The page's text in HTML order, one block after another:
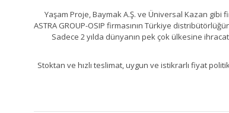
Yaşam Proje, Baymak A.Ş. ve Üniversal Kazan gibi
ASTRA GROUP-OSIP firmasının Türkiye
Sadece 2 yılda dünyanın pek çok ülkesine
Stoktan ve hızlı teslimat, uygun ve istikrarlı fiyat